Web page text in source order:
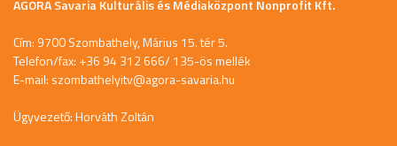
AGORA Savaria Kulturális és Médiaközpont Nonprofit Kft.
Cím: 9700 Szombathely, Márius 15. tér 5.
Telefon/fax: +36 94 312 666/ 135-ös mellék
E-mail: szombathelyitv@agora-savaria.hu
Ügyvezető: Horváth Zoltán